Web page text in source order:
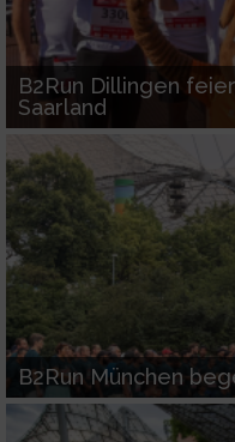
B2Run Dillingen
Saarland
B2Run München